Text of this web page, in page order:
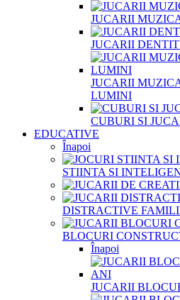
JUCARII
JUCARII
JUCARII
LUMINI
CUBURI SI
EDUCATIVE
Înapoi
STIINTA SI
DISTRACTIVE
BLOCURI
Înapoi
JUCARII